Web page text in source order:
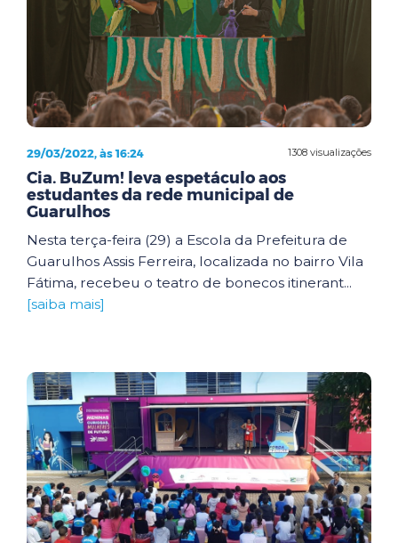
1308 visualizações
29/03/2022, às 16:24
Cia. BuZum! leva espetáculo aos
estudantes da rede municipal de
Guarulhos
Nesta terça-feira (29) a Escola da Prefeitura de
Guarulhos Assis Ferreira, localizada no bairro Vila
Fátima, recebeu o teatro de bonecos itinerant...
[saiba mais]